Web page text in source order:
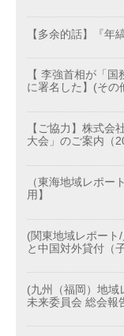
【多余的話】『年縞
【 李強首相が「
に署名した】(その
【ご協力】株式
大会」のご案内（
（東海地域レポー
用】
(関東地域レポート
と中国対外貸付（
(九州（福岡）地域
未来委員会 総会報